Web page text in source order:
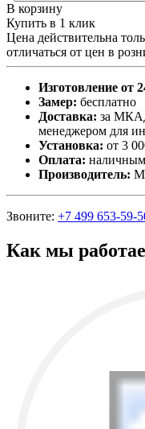
В корзину
Купить в 1 клик
Цена действительна
отличаться от цен в
Изготовление от
Замер: бесплатно
Доставка: за
менеджером для
Установка: от 3
Оплата:
Производитель:
Звоните: +7 499 653-59-
Как мы